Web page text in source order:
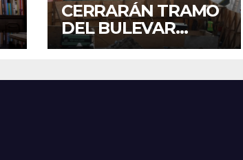
CERRARÁN TRAMO
DEL BULEVAR
PEDRO INFANTE
OBRAS ANTES DEL